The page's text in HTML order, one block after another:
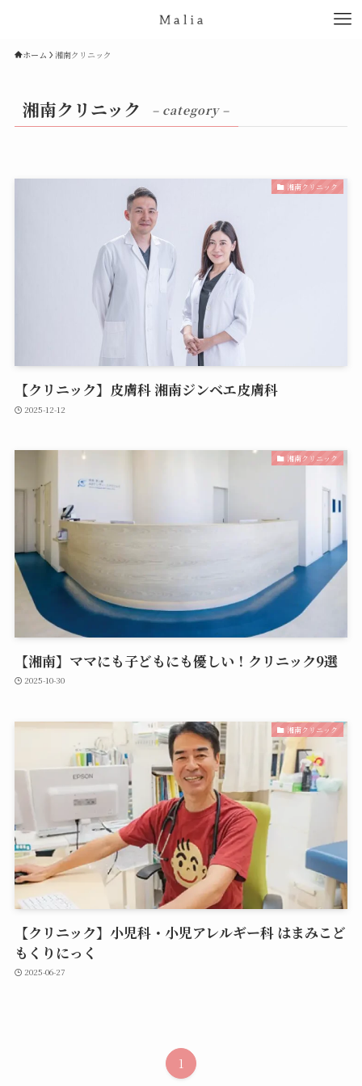
ホーム 湘南クリニック
湘南クリニック – category –
湘南クリニック
【クリニック】皮膚科 湘南ジンベエ皮膚科
2025-12-12
湘南クリニック
【湘南】ママにも子どもにも優しい！クリニック9選
2025-10-30
湘南クリニック
【クリニック】小児科・小児アレルギー科 はまみこど
もくりにっく
2025-06-27
1